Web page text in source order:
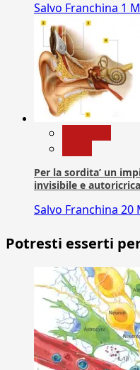
Salvo Franchina 1
Per la sordita’ un
invisibile e
Salvo Franchina 20
Potresti esserti